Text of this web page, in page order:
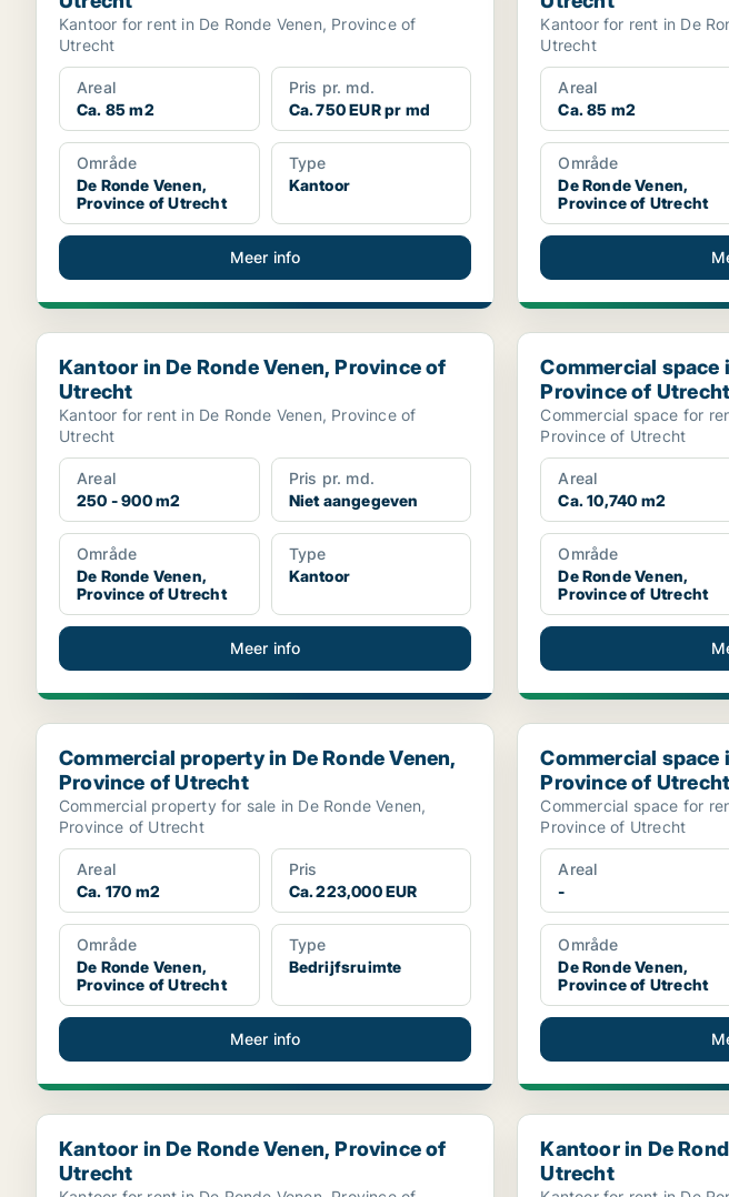
Kantoor for rent in De Ronde Venen, Province of
Utrecht
Areal
Ca. 85 m2
Pris pr. md.
Ca. 750 EUR pr md
Område
De Ronde Venen,
Province of Utrecht
Type
Kantoor
Meer info
Kantoor for rent in De
Utrecht
Areal
Ca. 85 m2
Område
De Ronde Venen,
Province of Utrecht
Kantoor in De Ronde Venen, Province of Utrecht
Kantoor in De Ronde Venen, Province of
Utrecht
Kantoor for rent in De Ronde Venen, Province of
Utrecht
Areal
250 - 900 m2
Pris pr. md.
Niet aangegeven
Område
De Ronde Venen,
Province of Utrecht
Type
Kantoor
Meer info
Commercial space in
Commercial space
Province of Utrecht
Commercial space for
Province of Utrecht
Areal
Ca. 10,740 m2
Område
De Ronde Venen,
Province of Utrecht
Commercial property in De Ronde Venen, Province of Utrecht
Commercial property in De Ronde Venen,
Province of Utrecht
Commercial property for sale in De Ronde Venen,
Province of Utrecht
Areal
Ca. 170 m2
Pris
Ca. 223,000 EUR
Område
De Ronde Venen,
Province of Utrecht
Type
Bedrijfsruimte
Meer info
Commercial space in
Commercial space
Province of Utrecht
Commercial space for
Province of Utrecht
Areal
-
Område
De Ronde Venen,
Province of Utrecht
Kantoor in De Ronde Venen, Province of Utrecht
Kantoor in De Ronde Venen, Province of
Utrecht
Kantoor in De Ronde
Kantoor in De
Utrecht